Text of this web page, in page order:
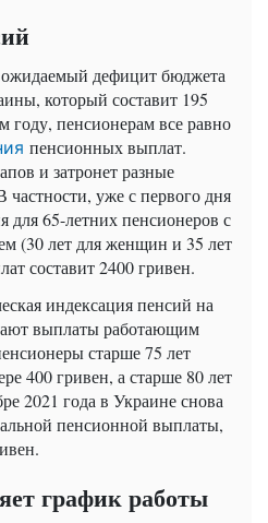
дефицит бюджета
который составит 195
году, пенсионерам все равно
пенсионных выплат.
и затронет разные
частности, уже с первого дня
для 65-летних пенсионеров с
(30 лет для женщин и 35 лет
составит 2400 гривен.
индексация пенсий на
выплаты работающим
старше 75 лет
400 гривен, а старше 80 лет
2021 года в Украине снова
пенсионной выплаты,
график работы